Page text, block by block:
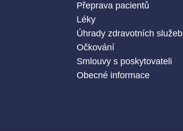
Přeprava pacientů
Léky
Úhrady zdravotních služeb
Očkování
Smlouvy s poskytovateli
Obecné informace